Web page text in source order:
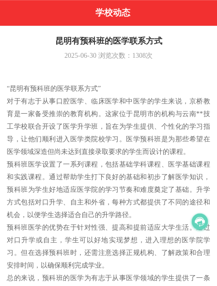
学校动态
昆明有预科班的医学联系方式
2025-06-30 浏览次数： 1308次
“昆明有预科班的医学联系方式”
对于有志于从事口腔医学、临床医学和中医学的学生来说，京桥教
育是一家备受推崇的教育机构。这家位于昆明市的机构与云南**技
工学校联合开设了医学升学班，旨在为学生提供、个性化的学习指
导，让他们顺利进入医学类院校学习。医学预科班是为那些希望在
医学领域深造但尚未达到直接录取要求的学生而设计的课程。
预科班医学设置了一系列课程，包括基础学科课程、医学基础课程
和实践课程。通过帮助学生打下良好的基础和初步了解医学知识，
预科班为学生好地适应医学院的学习节奏和难度奠定了基础。升学
方式包括对口升学、自主和外省，每种方式都提供了不同的途径和
机会，以便学生选择适合自己的升学路径。
预科班医学的优势在于针对性强、提高和提前适应大学生活。通过
对口升学或自主，学生可以好地实现梦想，进入理想的医学院学
习。但在选择预科班时，还需注意选择正规机构、了解政策和合理
安排时间，以确保顺利完成学业。
总的来说，预科班的医学为有志于从事医学领域的学生提供了一条